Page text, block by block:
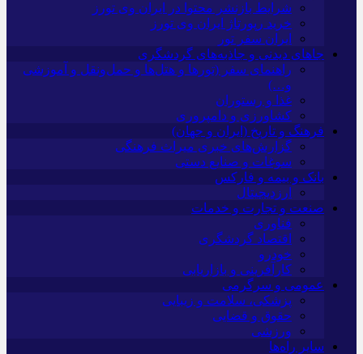
شرایط بازنشر محتوا در ایران وی تورز
خرید رپورتاژ ایران وی تورز
ایران سفر تور
جاهای دیدنی و جاذبه‌های گردشگری
راهنمای سفر (تورها و هتل‌ها و حمل‌و‌نقل و آموزشی
و…)
غذا و رستوران
کشاورزی و دامپروری
فرهنگ و تاریخ (ایران و جهان)
گزارش‌های خبری میراث فرهنگی
سوغات و صنایع دستی
بانک و بیمه و فارکس
ارزدیجیتال
صنعت و تجارت و خدمات
فناوری
اقتصاد گردشگری
خودرو
کارآفرینی و بازاریابی
عمومی و سرگرمی
پزشکی، سلامت و زیبایی
حقوق و قضایی
ورزشی
سایر راه‌ها